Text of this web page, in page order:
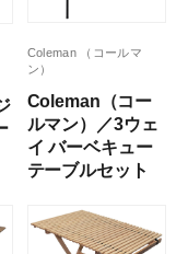
Coleman （コールマ
ン）
Coleman（コー
ルマン）／3ウェ
イ バーベキュー
テーブルセット